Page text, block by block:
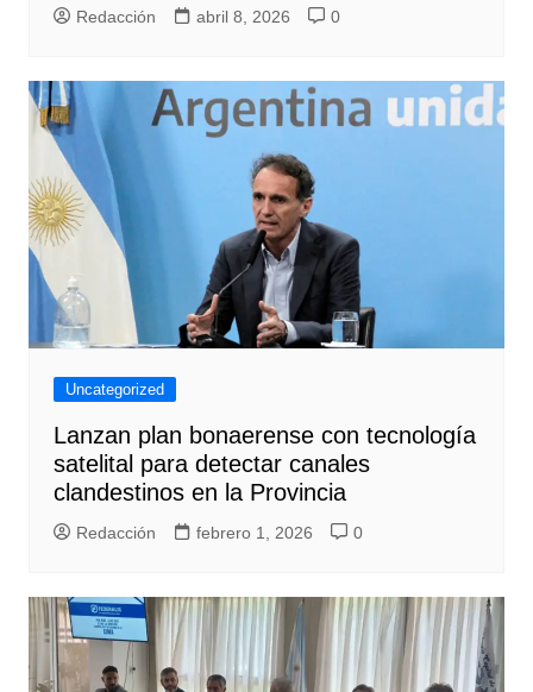
Redacción abril 8, 2026 0
Uncategorized
Lanzan plan bonaerense con tecnología
satelital para detectar canales
clandestinos en la Provincia
Redacción febrero 1, 2026 0